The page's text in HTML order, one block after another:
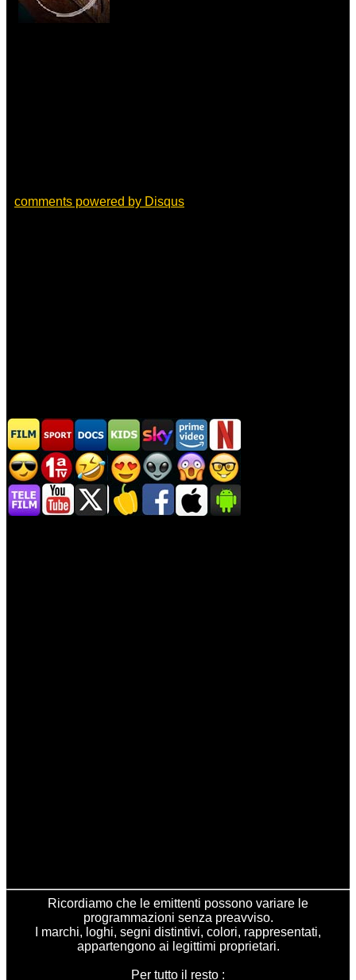
comments powered by Disqus
Ricordiamo che le emittenti possono variare le
programmazioni senza preavviso.
I marchi, loghi, segni distintivi, colori, rappresentati,
appartengono ai legittimi proprietari.
Per tutto il resto :